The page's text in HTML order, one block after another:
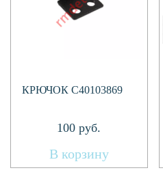
КРЮЧОК C40103869
100 руб.
В корзину